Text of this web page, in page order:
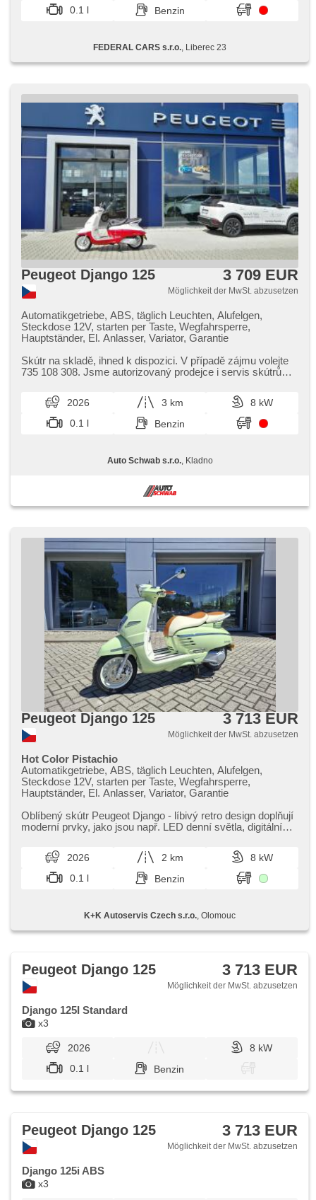
0.1 l
Benzin
FEDERAL CARS s.r.o. , Liberec 23
Peugeot Django 125 3 709 EUR
Möglichkeit der MwSt. abzusetzen
Automatikgetriebe, ABS, täglich Leuchten, Alufelgen,
Steckdose 12V, starten per Taste, Wegfahrsperre,
Hauptständer, El. Anlasser, Variator, Garantie
Skútr na skladě,​ ihned k dispozici. V případě zájmu volejte
735 108 308. Jsme autorizovaný prodejce i servis skútrů
2026 3 km
8 kW
0.1 l
Benzin
Auto Schwab s.r.o., Kladno
Peugeot Django 125 3 713 EUR
Möglichkeit der MwSt. abzusetzen
Hot Color Pistachio
Automatikgetriebe, ABS, täglich Leuchten, Alufelgen,
Steckdose 12V, starten per Taste, Wegfahrsperre,
Hauptständer, El. Anlasser, Variator, Garantie
Oblíbený skútr Peugeot Django ​- líbivý retro design doplňují
moderní prvky,​ jako jsou např. LED denní světla,​ digitální
2026 2 km
8 kW
0.1 l
Benzin
K+K Autoservis Czech s.r.o. , Olomouc
x3
Peugeot Django 125 3 713 EUR
Möglichkeit der MwSt. abzusetzen
Django 125I Standard
2026
8 kW
0.1 l
Benzin
x3
Peugeot Django 125 3 713 EUR
Möglichkeit der MwSt. abzusetzen
Django 125i ABS